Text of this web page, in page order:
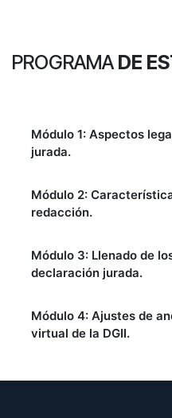
PROGRAMA DE
Módulo 1: Aspectos
jurada.
Módulo 2:
redacción.
Módulo 3: Llenado de
declaración jurada.
Módulo 4: Ajustes de
virtual de la DGII.